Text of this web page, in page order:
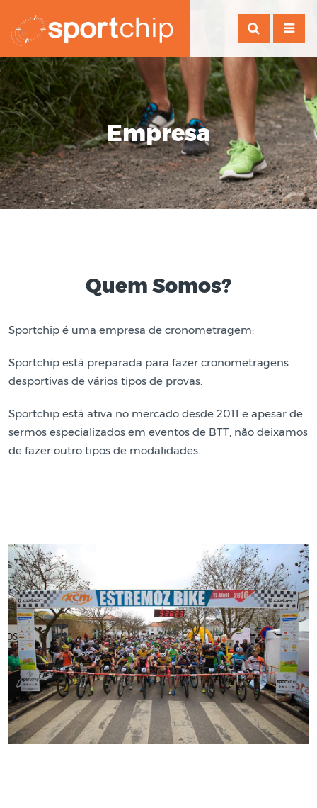
Empresa
Quem Somos?
Sportchip é uma empresa de cronometragem:
Sportchip está preparada para fazer cronometragens
desportivas de vários tipos de provas.
Sportchip está ativa no mercado desde 2011 e apesar de
sermos especializados em eventos de BTT, não deixamos
de fazer outro tipos de modalidades.